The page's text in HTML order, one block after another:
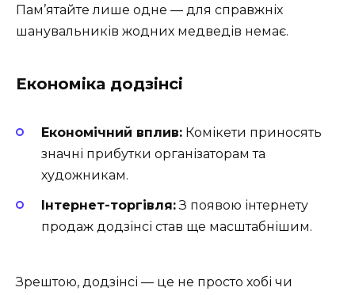
Пам’ятайте лише одне — для справжніх
шанувальників жодних медведів немає.
Економіка додзінсі
Економічний вплив: Комікети приносять
значні прибутки організаторам та
художникам.
Інтернет-торгівля:З появою інтернету
продаж додзінсі став ще масштабнішим.
Зрештою, додзінсі — це не просто хобі чи